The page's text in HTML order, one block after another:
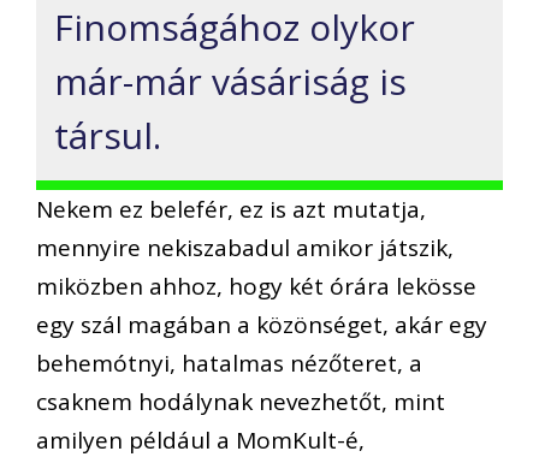
Finomságához olykor
már-már vásáriság is
társul.
Nekem ez belefér, ez is azt mutatja,
mennyire nekiszabadul amikor játszik,
miközben ahhoz, hogy két órára lekösse
egy szál magában a közönséget, akár egy
behemótnyi, hatalmas nézőteret, a
csaknem hodálynak nevezhetőt, mint
amilyen például a MomKult-é,